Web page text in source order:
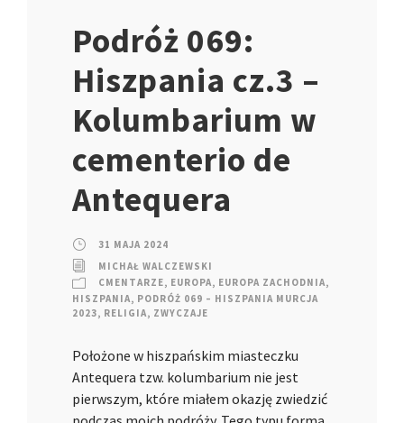
Podróż 069:
Hiszpania cz.3 –
Kolumbarium w
cementerio de
Antequera
31 MAJA 2024
MICHAŁ WALCZEWSKI
CMENTARZE, EUROPA, EUROPA ZACHODNIA,
HISZPANIA, PODRÓŻ 069 – HISZPANIA MURCJA
2023, RELIGIA, ZWYCZAJE
Położone w hiszpańskim miasteczku
Antequera tzw. kolumbarium nie jest
pierwszym, które miałem okazję zwiedzić